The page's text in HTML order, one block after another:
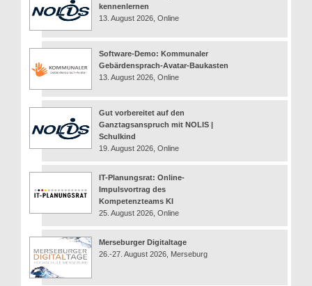
kennenlernen
13. August 2026, Online
Software-Demo: Kommunaler
Gebärdensprach-Avatar-Baukasten
13. August 2026, Online
Gut vorbereitet auf den
Ganztagsanspruch mit NOLIS |
Schulkind
19. August 2026, Online
IT-Planungsrat: Online-
Impulsvortrag des
Kompetenzteams KI
25. August 2026, Online
Merseburger Digitaltage
26.-27. August 2026, Merseburg